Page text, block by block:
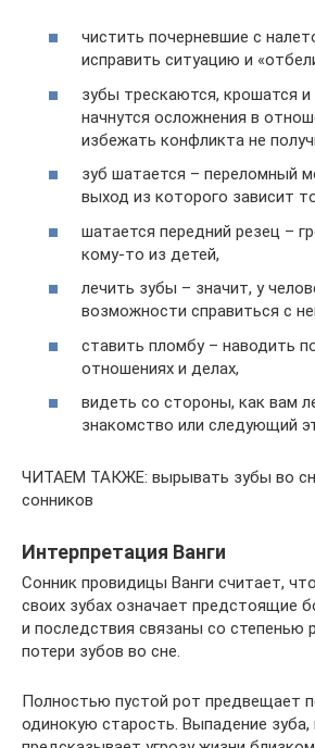
чистить почерневшие с
исправить ситуацию и
зубы трескаются, крошатся
начнутся осложнения в
избежать конфликта не
зуб шатается – переломный
выход из которого зависит
шатается передний резец –
кому-то из детей,
лечить зубы – значит, у
возможности справиться с
ставить пломбу – наводить
отношениях и делах,
видеть со стороны, как вам
знакомство или следующий
ЧИТАЕМ ТАКЖЕ: вырывать зубы во
сонников
Интерпретация Ванги
Сонник провидицы Ванги считает,
своих зубах означает предстоящие
и последствия связаны со степенью
потери зубов во сне.
Полностью пустой рот предвещает
одинокую старость. Выпадение зуба,